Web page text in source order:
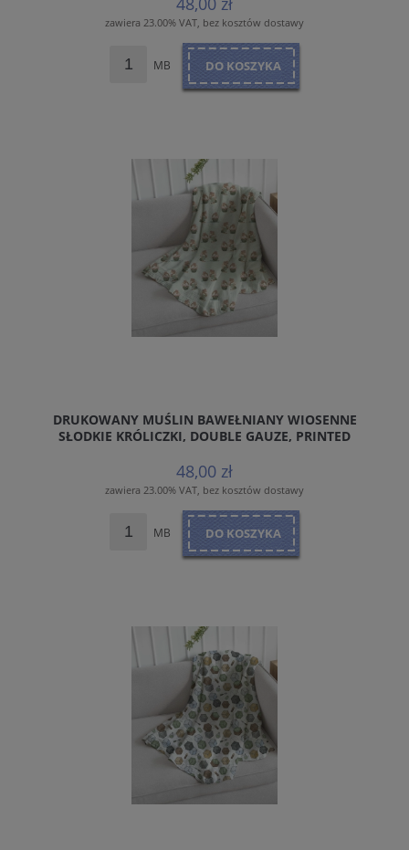
zawiera 23.00% VAT, bez kosztów dostawy
MB DO KOSZYKA
DRUKOWANY MUŚLIN BAWEŁNIANY WIOSENNE
SŁODKIE KRÓLICZKI, DOUBLE GAUZE, PRINTED
48,00 zł
zawiera 23.00% VAT, bez kosztów dostawy
MB DO KOSZYKA